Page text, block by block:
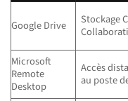
Google Drive
Stockage
Microsoft
Remote
Desktop
Accès
au poste